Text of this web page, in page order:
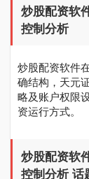
炒股配资软
控制分析
炒股配资软件
确结构，天元
略及账户权限
资运行方式。
炒股配资软
控制分析 话